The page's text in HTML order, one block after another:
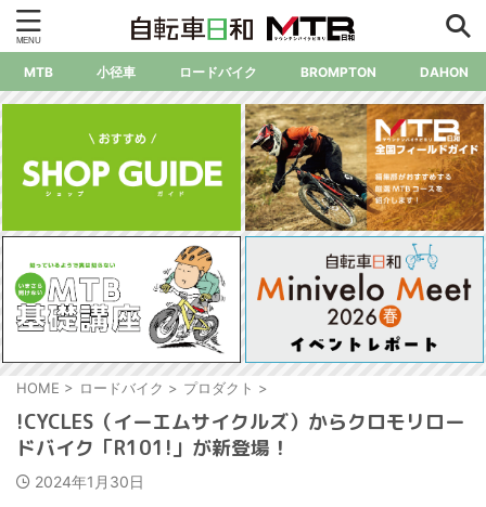
MTB 小径車 ロードバイク BROMPTON DAHON
HOME > ロードバイク > プロダクト >
!CYCLES（イーエムサイクルズ）からクロモリロー
ドバイク「R101!」が新登場！
2024年1月30日